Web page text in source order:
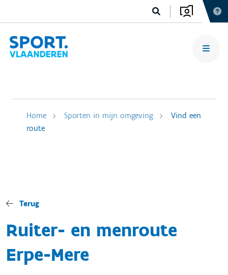
Home Sporten in mijn omgeving
Vind een
route
Terug
Ruiter- en menroute
Erpe-Mere